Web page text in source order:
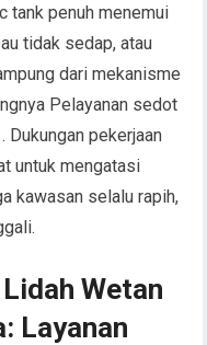
tank penuh menemui
tidak sedap, atau
dari mekanisme
Pelayanan sedot
. Dukungan pekerjaan
untuk mengatasi
kawasan selalu rapih,
Wetan
Layanan